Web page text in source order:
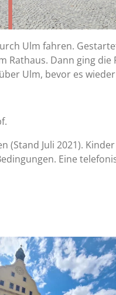
Ulm fahren.
Rathaus. Dann ging
Ulm, bevor es
Juli 2021).
Eine